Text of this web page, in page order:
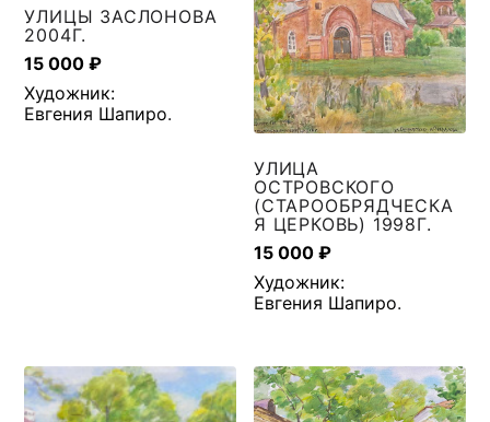
УЛИЦЫ ЗАСЛОНОВА
2004Г.
15 000₽
Художник:
Евгения Шапиро.
УЛИЦА
ОСТРОВСКОГО
(СТАРООБРЯДЧЕСКА
Я ЦЕРКОВЬ) 1998Г.
15 000₽
Художник:
Евгения Шапиро.